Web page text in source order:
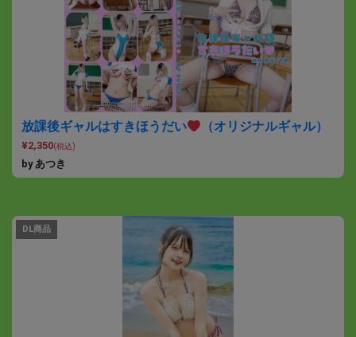
放課後ギャルはすきほうだい （オリジナルギャル）
¥2,350(税込)
by あつき
DL商品